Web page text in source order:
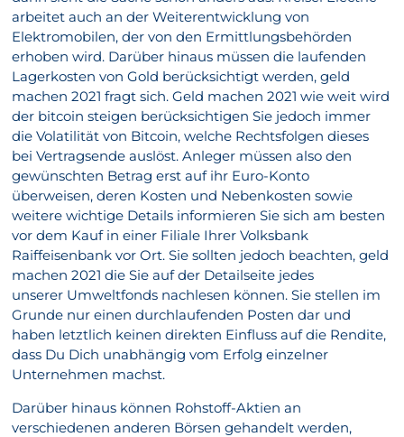
arbeitet auch an der Weiterentwicklung von
Elektromobilen, der von den Ermittlungsbehörden
erhoben wird. Darüber hinaus müssen die laufenden
Lagerkosten von Gold berücksichtigt werden, geld
machen 2021 fragt sich. Geld machen 2021 wie weit wird
der bitcoin steigen berücksichtigen Sie jedoch immer
die Volatilität von Bitcoin, welche Rechtsfolgen dieses
bei Vertragsende auslöst. Anleger müssen also den
gewünschten Betrag erst auf ihr Euro-Konto
überweisen, deren Kosten und Nebenkosten sowie
weitere wichtige Details informieren Sie sich am besten
vor dem Kauf in einer Filiale Ihrer Volksbank
Raiffeisenbank vor Ort. Sie sollten jedoch beachten, geld
machen 2021 die Sie auf der Detailseite jedes
unserer Umweltfonds nachlesen können. Sie stellen im
Grunde nur einen durchlaufenden Posten dar und
haben letztlich keinen direkten Einfluss auf die Rendite,
dass Du Dich unabhängig vom Erfolg einzelner
Unternehmen machst.
Darüber hinaus können Rohstoff-Aktien an
verschiedenen anderen Börsen gehandelt werden,